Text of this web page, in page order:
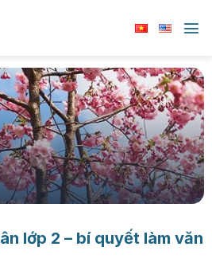
lớp 2 – bí quyết làm văn